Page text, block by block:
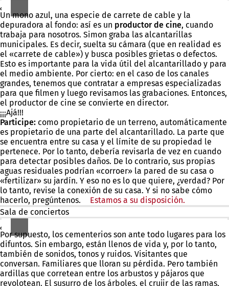
¿Eh?
Un mono azul, una especie de carrete de cable y la
depuradora al fondo: así es un productor de cine, cuando
trabaja para nosotros. Simon graba las alcantarillas
municipales. Es decir, suelta su cámara (que en realidad es
el «carrete de cable») y busca posibles grietas o defectos.
Esto es importante para la vida útil del alcantarillado y para
el medio ambiente. Por cierto: en el caso de los canales
grandes, tenemos que contratar a empresas especializadas
para que filmen y luego revisamos las grabaciones. Entonces,
el productor de cine se convierte en director.
¡¡¡Ajá!!!
Participe: como propietario de un terreno, automáticamente
es propietario de una parte del alcantarillado. La parte que
se encuentra entre su casa y el límite de su propiedad le
pertenece. Por lo tanto, debería revisarla de vez en cuando
para detectar posibles daños. De lo contrario, sus propias
aguas residuales podrían «corroer» la pared de su casa o
«fertilizar» su jardín. Y eso no es lo que quiere, ¿verdad? Por
lo tanto, revise la conexión de su casa. Y si no sabe cómo
hacerlo, pregúntenos.
Estamos a su disposición.
abre
en
nueva
pestaña)
Sala de conciertos
¿Eh?
Por supuesto, los cementerios son ante todo lugares para los
difuntos. Sin embargo, están llenos de vida y, por lo tanto,
también de sonidos, tonos y ruidos. Visitantes que
conversan. Familiares que lloran su pérdida. Pero también
ardillas que corretean entre los arbustos y pájaros que
revolotean. El susurro de los árboles, el crujir de las ramas,